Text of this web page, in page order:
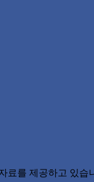
료를 제공하고 있습